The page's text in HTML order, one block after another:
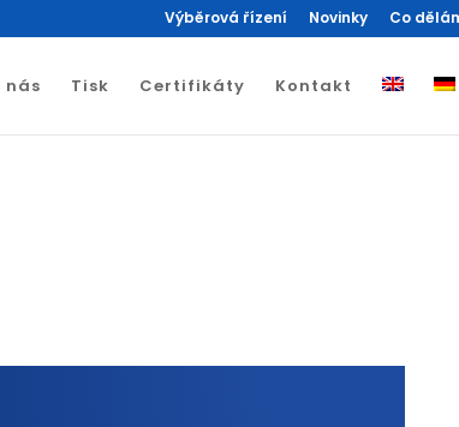
Výběrová řízení Novinky Co
nás Tisk Certifikáty Kontakt